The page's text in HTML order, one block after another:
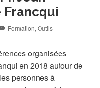
Francqui
Categories
Formation,Outils
organisées
en 2018 autour de
personnes à